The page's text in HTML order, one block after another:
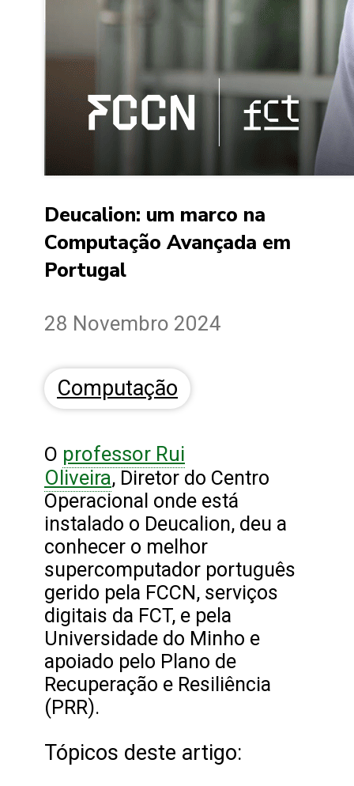
Deucalion: um marco na
Computação Avançada em
Portugal
28 Novembro 2024
Computação
O professor Rui
Oliveira, Diretor do Centro
Operacional onde está
instalado o Deucalion, deu a
conhecer o melhor
supercomputador português
gerido pela FCCN, serviços
digitais da FCT, e pela
Universidade do Minho e
apoiado pelo Plano de
Recuperação e Resiliência
(PRR).
Tópicos deste artigo: